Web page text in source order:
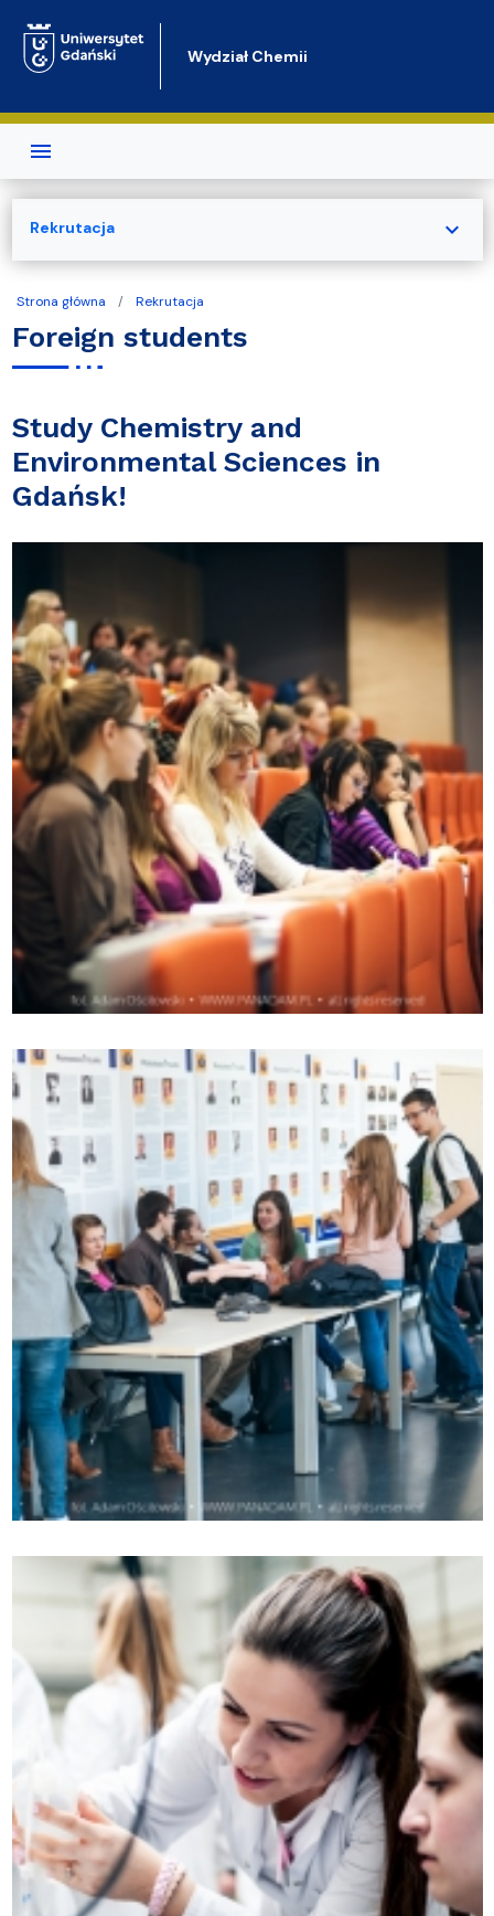
Wydział Chemii
Strona główna Rekrutacja
Foreign students
Study Chemistry and
Environmental Sciences in
Gdańsk!
Rekrutacja expand_more